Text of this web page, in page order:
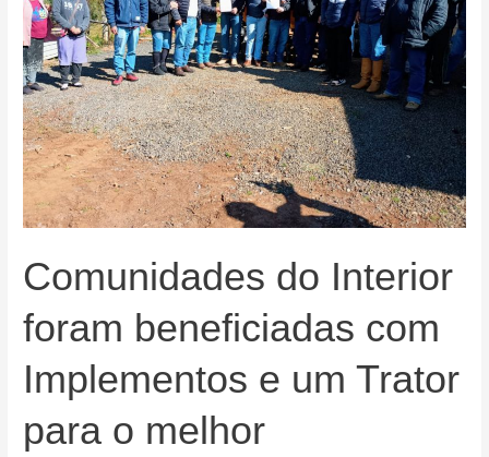
Pinhão
Comunidades do Interior
foram beneficiadas com
Implementos e um Trator
para o melhor